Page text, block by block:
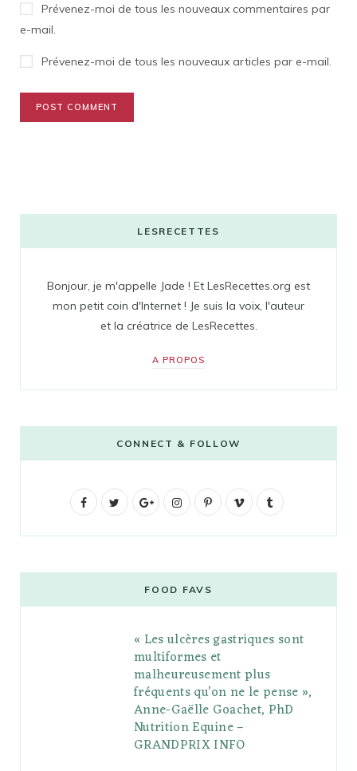
Prévenez-moi de tous les nouveaux commentaires par
e-mail.
Prévenez-moi de tous les nouveaux articles par e-mail.
LESRECETTES
Bonjour, je m'appelle Jade ! Et LesRecettes.org est
mon petit coin d'Internet ! Je suis la voix, l'auteur
et la créatrice de LesRecettes.
A PROPOS
CONNECT & FOLLOW
F
b
t
G
g
l
e
P
l
s
I
t
a
g
r
a
m
P
e
r
e
s
V
o
l
r
FOOD FAVS
« Les ulcères gastriques sont
multiformes et
malheureusement plus
fréquents qu’on ne le pense »,
Anne-Gaëlle Goachet, PhD
Nutrition Equine –
GRANDPRIX INFO